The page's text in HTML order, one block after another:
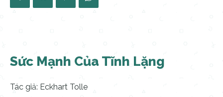
Sức Mạnh Của Tĩnh Lặng
Tác giả: Eckhart Tolle